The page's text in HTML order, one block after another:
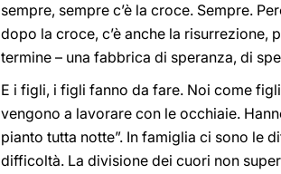
sempre, sempre c’è la croce. Sempre.
dopo la croce, c’è anche la risurrezione,
termine – una fabbrica di speranza, di
E i figli, i figli fanno da fare. Noi come
vengono a lavorare con le occhiaie.
pianto tutta notte”. In famiglia ci sono le
difficoltà. La divisione dei cuori non